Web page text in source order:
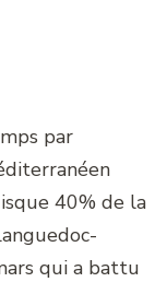
par
40% de la
qui a battu